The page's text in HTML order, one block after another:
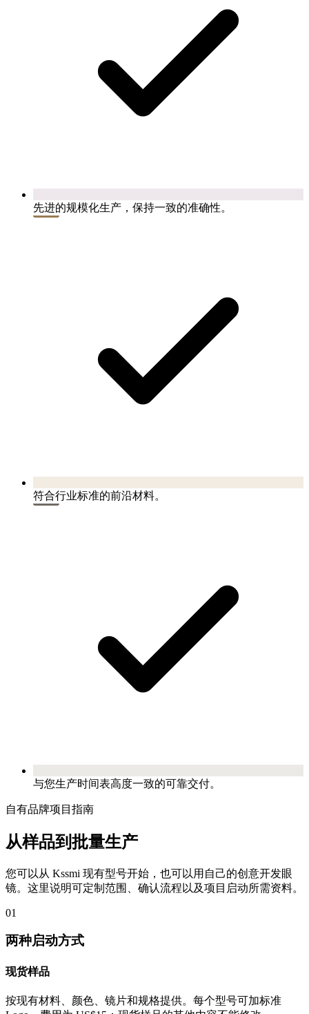
先进的规模化生产，保持一致的准确性。
符合行业标准的前沿材料。
与您生产时间表高度一致的可靠交付。
自有品牌项目指南
从样品到批量生产
您可以从 Kssmi 现有型号开始，也可以用自己的创意开发眼
镜。这里说明可定制范围、确认流程以及项目启动所需资料。
01
两种启动方式
现货样品
按现有材料、颜色、镜片和规格提供。每个型号可加标准